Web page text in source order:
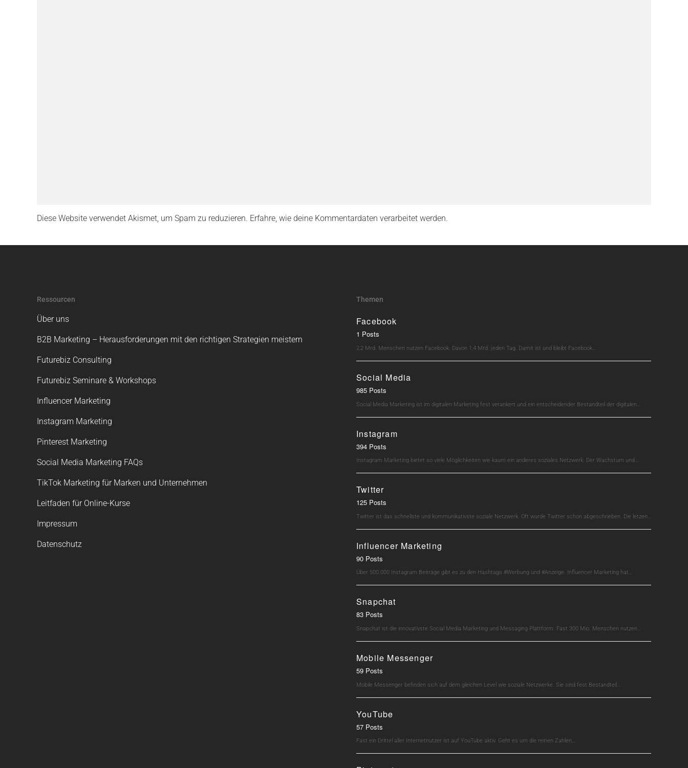
Diese Website verwendet Akismet, um Spam zu reduzieren. Erfahre, wie deine Kommentardaten verarbeitet werden.
Ressourcen
Über uns
B2B Marketing – Herausforderungen mit den richtigen Strategien meistern
Futurebiz Consulting
Futurebiz Seminare & Workshops
Influencer Marketing
Instagram Marketing
Pinterest Marketing
Social Media Marketing FAQs
TikTok Marketing für Marken und Unternehmen
Leitfaden für Online-Kurse
Impressum
Datenschutz
Themen
Facebook
1 Posts
2,2 Mrd. Menschen nutzen Facebook. Davon 1,4 Mrd. jeden Tag. Damit ist und bleibt Facebook…
Social Media
985 Posts
Social Media Marketing ist im digitalen Marketing fest verankert und ein entscheidender Bestandteil der digitalen…
Instagram
394 Posts
Instagram Marketing bietet so viele Möglichkeiten wie kaum ein anderes soziales Netzwerk. Der Wachstum und…
Twitter
125 Posts
Twitter ist das schnellste und kommunikativste soziale Netzwerk. Oft wurde Twitter schon abgeschrieben. Die letzen…
Influencer Marketing
90 Posts
Über 500.000 Instagram Beiträge gibt es zu den Hashtags #Werbung und #Anzeige. Influencer Marketing hat…
Snapchat
83 Posts
Snapchat ist die innovativste Social Media Marketing und Messaging Plattform. Fast 300 Mio. Menschen nutzen…
Mobile Messenger
59 Posts
Mobile Messenger befinden sich auf dem gleichen Level wie soziale Netzwerke. Sie sind fest Bestandteil…
YouTube
57 Posts
Fast ein Drittel aller Internetnutzer ist auf YouTube aktiv. Geht es um die reinen Zahlen,…